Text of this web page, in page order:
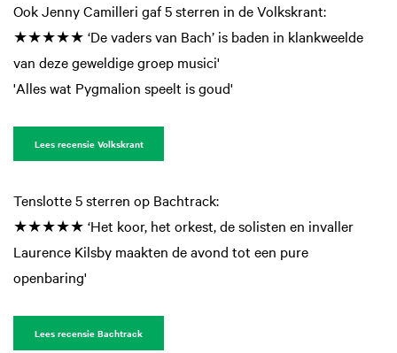
Ook Jenny Camilleri gaf 5 sterren in de Volkskrant:
★★★★★ ‘De vaders van Bach’ is baden in klankweelde
van deze geweldige groep musici'
'Alles wat Pygmalion speelt is goud'
Lees recensie Volkskrant
Tenslotte 5 sterren op Bachtrack:
★★★★★ ‘Het koor, het orkest, de solisten en invaller
Laurence Kilsby maakten de avond tot een pure
openbaring'
Lees recensie Bachtrack